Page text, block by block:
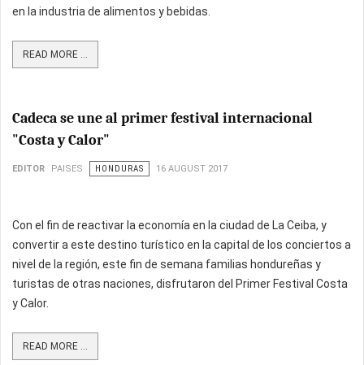
en la industria de alimentos y bebidas.
READ MORE ...
Cadeca se une al primer festival internacional
"Costa y Calor"
EDITOR PAISES HONDURAS 16 AUGUST 2017
Con el fin de reactivar la economía en la ciudad de La Ceiba, y
convertir a este destino turístico en la capital de los conciertos a
nivel de la región, este fin de semana familias hondureñas y
turistas de otras naciones, disfrutaron del Primer Festival Costa
y Calor.
READ MORE ...